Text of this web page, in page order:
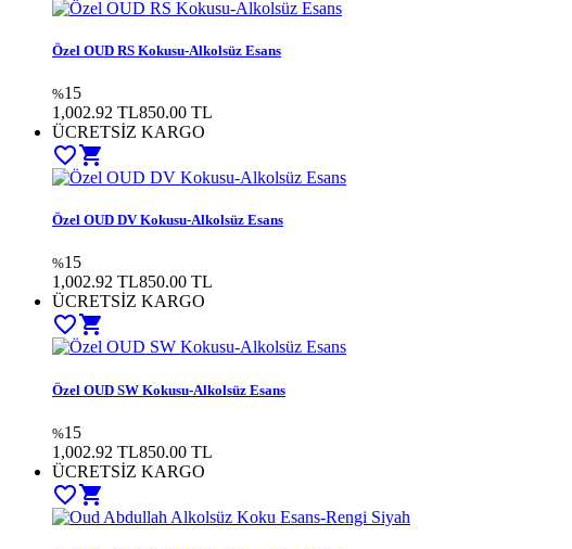
Özel OUD RS Kokusu-Alkolsüz Esans
%15
1,002.92 TL850.00 TL
ÜCRETSİZ KARGO
favorite_bordershopping_cart
Özel OUD DV Kokusu-Alkolsüz Esans
%15
1,002.92 TL850.00 TL
ÜCRETSİZ KARGO
favorite_bordershopping_cart
Özel OUD SW Kokusu-Alkolsüz Esans
%15
1,002.92 TL850.00 TL
ÜCRETSİZ KARGO
favorite_bordershopping_cart